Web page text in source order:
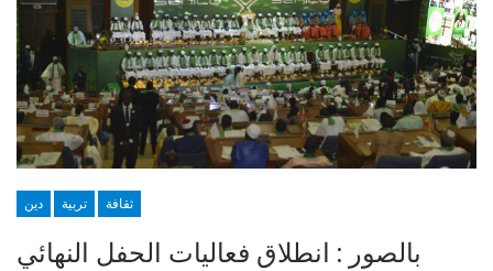
دين تربية ثقافة
بالصور : انطلاق فعاليات الحفل النهائي